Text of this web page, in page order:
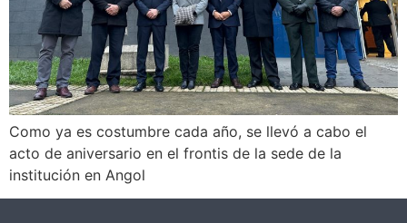
Como ya es costumbre cada año, se llevó a cabo el
acto de aniversario en el frontis de la sede de la
institución en Angol